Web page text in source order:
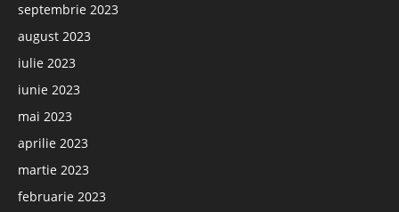
septembrie 2023
august 2023
iulie 2023
iunie 2023
mai 2023
aprilie 2023
martie 2023
februarie 2023